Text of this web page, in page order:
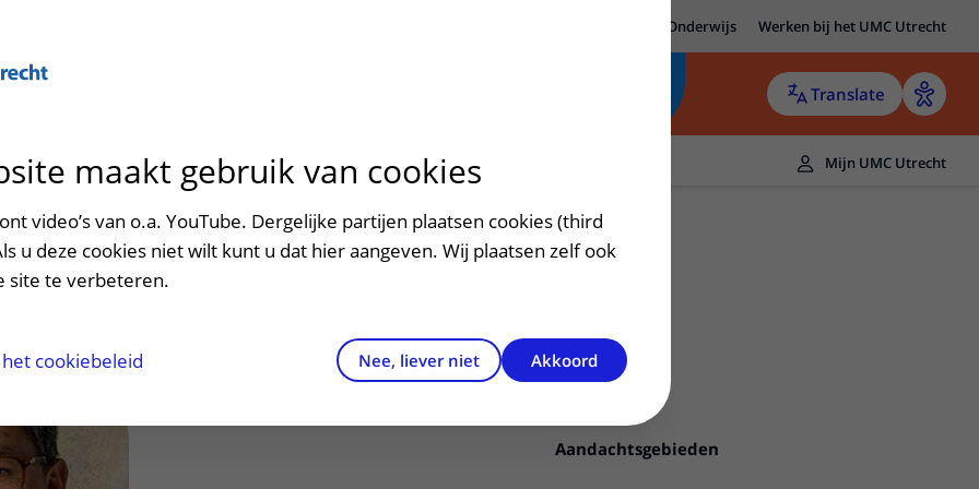
Onderwijs Werken bij het UMC Utrecht
Translate
patiëntportaal
het ziekenhuis
en voorzieningen
en veiligheid
Contact en route
Contactgegevens
Verwijzers
Teleconsult aanvragen
Zorgverlenersportaal
Mijn UMC Utrecht
Aandachtsgebieden
maakt gebruik van cookies
video’s van o.a. YouTube. Dergelijke partijen plaatsen cookies (third
u deze cookies niet wilt kunt u dat hier aangeven. Wij plaatsen zelf ook
site te verbeteren.
cookiebeleid Nee, liever niet Akkoord